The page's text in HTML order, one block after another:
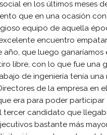
en los últimos meses
que en una ocasión
equipo de aquella
encuentro
año, que luego
libre, con lo que fue una
de ingeniería tenía
de la empresa en
era para poder
tercer candidato que
bastante más